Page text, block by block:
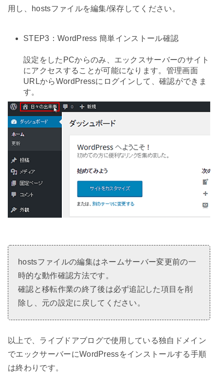
用し、hostsファイルを編集/保存してください。
STEP3：WordPress 簡単インストール確認
設定をしたPCからのみ、エックスサーバーのサイト
にアクセスすることが可能になります。管理画面
URLからWordPressにログインして、確認ができま
す。
hostsファイルの編集はネームサーバー変更前の一
時的な動作確認方法です。
確認と移転作業の終了後は必ず追記した項目を削
除し、元の設定に戻してください。
以上で、ライブドアブログで使用している独自ドメイン
でエックサーバーにWordPressをインストールする手順
は終わりです。